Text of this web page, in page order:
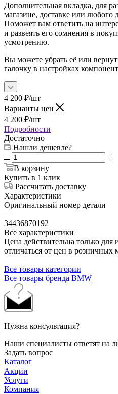
Дополнительная вкладка, для
магазине, доставке или любого
Поможет вам ответить на
и развеять его сомнения в
усмотрению.
Вы можете убрать её или
галочку в настройках
4 200 ₽/шт
Варианты цен
4 200 ₽/шт
Подробности
Достаточно
Нашли дешевле?
В корзину
Купить в 1 клик
Рассчитать доставку
Характеристики
Оригинальный номер детали
—
34436870192
Все характеристики
Цена действительна только
отличаться от цен в розничных
Все товары категории
Все товары бренда BMW
Нужна консультация?
Наши специалисты ответят на
Задать вопрос
Каталог
Акции
Услуги
Компания